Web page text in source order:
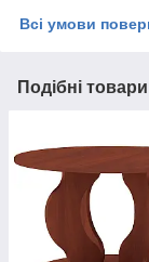
Всі умови
Подібні